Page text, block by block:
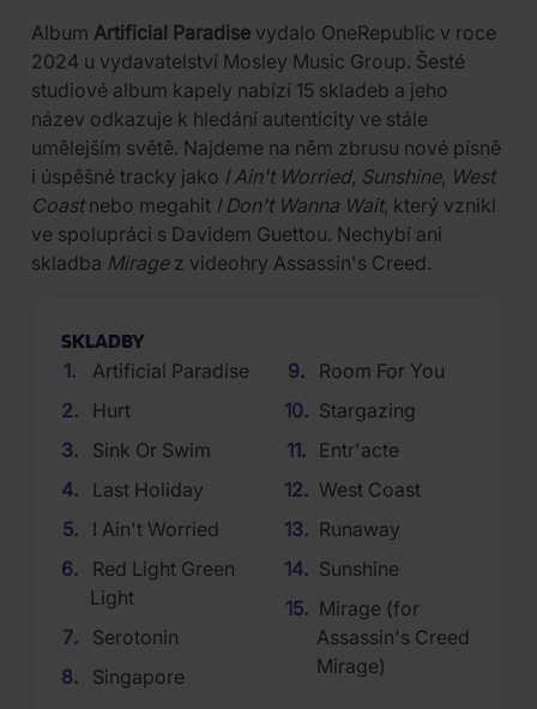
Album Artificial Paradise vydalo OneRepublic v roce
2024 u vydavatelství Mosley Music Group. Šesté
studiové album kapely nabízí 15 skladeb a jeho
název odkazuje k hledání autenticity ve stále
umělejším světě. Najdeme na něm zbrusu nové písně
i úspěšné tracky jako I Ain't Worried, Sunshine, West
Coastnebo megahit I Don't Wanna Wait, který vznikl
ve spolupráci s Davidem Guettou. Nechybí ani
skladba Miragez videohry Assassin's Creed.
SKLADBY
Artificial Paradise
Hurt
Sink Or Swim
Last Holiday
I Ain't Worried
Red Light Green
Light
Serotonin
Singapore
Room For You
Stargazing
Entr'acte
West Coast
Runaway
Sunshine
Mirage (for
Assassin's Creed
Mirage)